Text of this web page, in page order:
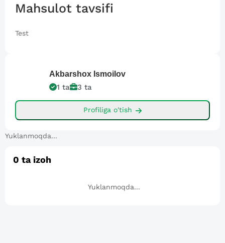
Mahsulot tavsifi
Test
Akbarshox Ismoilov
1 ta 3 ta
Profiliga o'tish
Yuklanmoqda...
0 ta izoh
Yuklanmoqda...